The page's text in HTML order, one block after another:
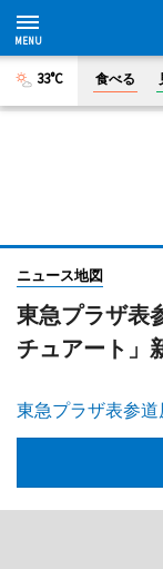
33°C 食べる
ニュース地図
東急プラザ表
チュアート」
東急プラザ表参道